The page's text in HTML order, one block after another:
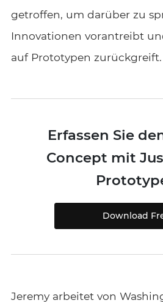
getroffen, um darüber zu
Innovationen vorantreibt
auf Prototypen zurückgreift.
Erfassen Sie
Concept mit
Download
Jeremy arbeitet von